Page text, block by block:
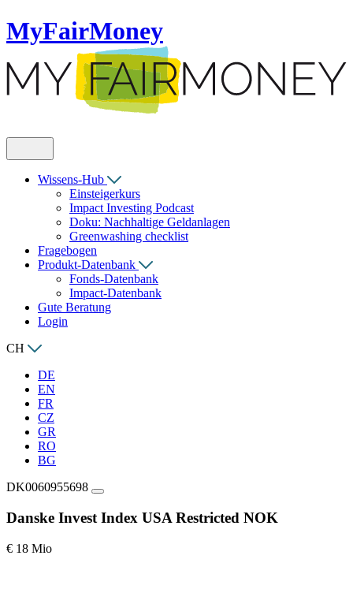
MyFairMoney
Wissens-Hub
Einsteigerkurs
Impact Investing Podcast
Doku: Nachhaltige Geldanlagen
Greenwashing checklist
Fragebogen
Produkt-Datenbank
Fonds-Datenbank
Impact-Datenbank
Gute Beratung
Login
CH
DE
EN
FR
CZ
GR
RO
BG
DK0060955698
Danske Invest Index USA Restricted NOK
€ 18 Mio